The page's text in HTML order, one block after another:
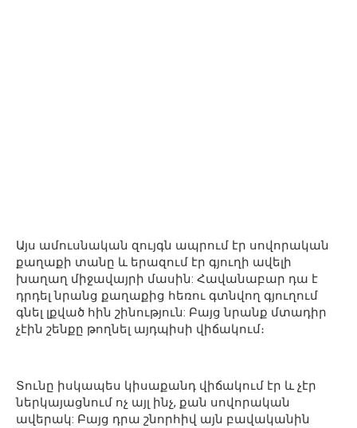
Այս ամուսնական զույգն ապրում էր սովորական
քաղաքի տանը և երազում էր գյուղի ավելի
խաղաղ միջավայրի մասին: Հավանաբար դա է
դրդել նրանց քաղաքից հեռու գտնվող գյուղում
գնել լքված հին շինություն: Բայց նրանք մտադիր
չէին շենքը թողնել այդպիսի վիճակում։
Տունը իսկապես կիսաքանդ վիճակում էր և չէր
ներկայացնում ոչ այլ ինչ, քան սովորական
ավերակ: Բայց դրա շնորհիվ այն բավականին